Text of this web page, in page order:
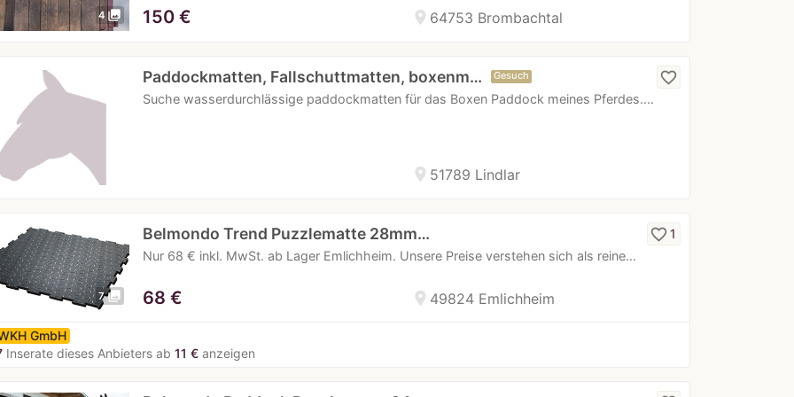
4 photo_library location_on 64753 Brombachtal
150 €
Paddockmatten, Fallschuttmatten, boxenm… Gesuch
Suche wasserdurchlässige paddockmatten für das Boxen Paddock meines Pferdes.…
favorite_border
location_on 51789 Lindlar
7 photo_library
Belmondo Trend Puzzlematte 28mm…
Nur 68 € inkl. MwSt. ab Lager Emlichheim. Unsere Preise verstehen sich als reine…
favorite_border1
location_on 49824 Emlichheim
68 €
GmbH
Inserate dieses Anbieters ab 11 € anzeigen